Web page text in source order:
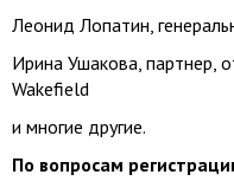
Леонид Лопатин,
Ирина Ушакова, партнер,
Wakefield
и многие другие.
По вопросам